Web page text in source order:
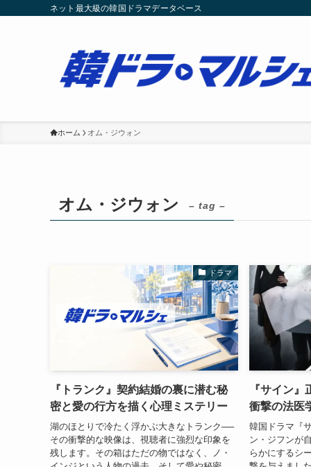
ネット最大級の韓国ドラマデータベース
ホーム オム・ジウォン
オム・ジウォン – tag –
ドラマ
『トランク』契約結婚の裏に潜む秘
密と愛の行方を描く心理ミステリー
湖のほとりで冷たく浮かぶ大きなトランク──
その衝撃的な映像は、視聴者に強烈な印象を
残します。その箱はただの物ではなく、ノ・
『サイン
衝撃の法医
韓国ドラマ『
ン・ジフンが
らかにするシ